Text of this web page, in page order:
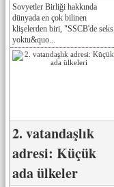
Sovyetler Birliği hakkında
dünyada en çok bilinen
klişelerden biri, "SSCB'de seks
yoktu&quo...
2. vatandaşlık
adresi: Küçük
ada ülkeler